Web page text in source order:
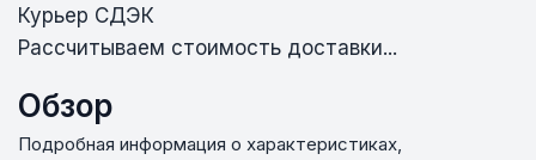
Курьер СДЭК
Рассчитываем стоимость доставки...
Обзор
Подробная информация о характеристиках,